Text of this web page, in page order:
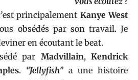
principalement Kanye West
obsédés par son travail. Je
en écoutant le beat.
par Madvillain,Kendrick
. “Jellyfish”a une histoire